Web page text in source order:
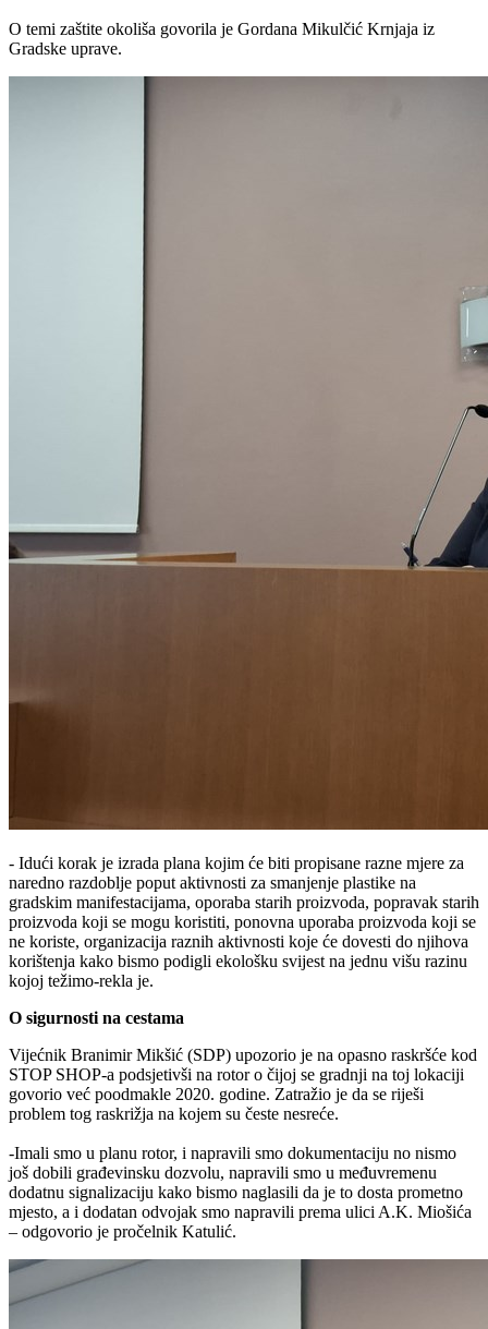
O temi zaštite okoliša govorila je Gordana Mikulčić Krnjaja iz
Gradske uprave.
- Idući korak je izrada plana kojim će biti propisane razne mjere za
naredno razdoblje poput aktivnosti za smanjenje plastike na
gradskim manifestacijama, oporaba starih proizvoda, popravak starih
proizvoda koji se mogu koristiti, ponovna uporaba proizvoda koji se
ne koriste, organizacija raznih aktivnosti koje će dovesti do njihova
korištenja kako bismo podigli ekološku svijest na jednu višu razinu
kojoj težimo-rekla je.
O sigurnosti na cestama
Vijećnik Branimir Mikšić (SDP) upozorio je na opasno raskršće kod
STOP SHOP-a podsjetivši na rotor o čijoj se gradnji na toj lokaciji
govorio već poodmakle 2020. godine. Zatražio je da se riješi
problem tog raskrižja na kojem su česte nesreće.
-Imali smo u planu rotor, i napravili smo dokumentaciju no nismo
još dobili građevinsku dozvolu, napravili smo u međuvremenu
dodatnu signalizaciju kako bismo naglasili da je to dosta prometno
mjesto, a i dodatan odvojak smo napravili prema ulici A.K. Miošića
– odgovorio je pročelnik Katulić.